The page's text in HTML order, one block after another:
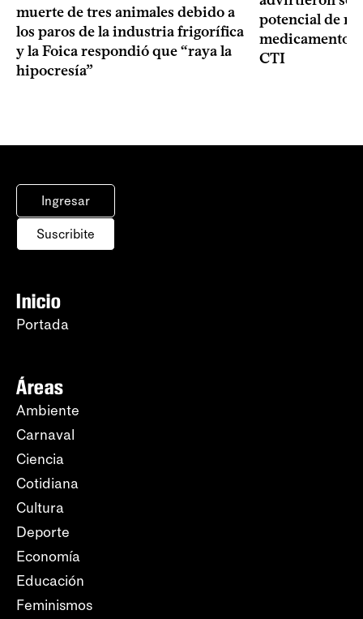
muerte de tres animales debido a
los paros de la industria frigorífica
y la Foica respondió que “raya la
hipocresía”
potencial de
medicamentos
CTI
Ingresar
Suscribite
Inicio
Portada
Áreas
Ambiente
Carnaval
Ciencia
Cotidiana
Cultura
Deporte
Economía
Educación
Feminismos